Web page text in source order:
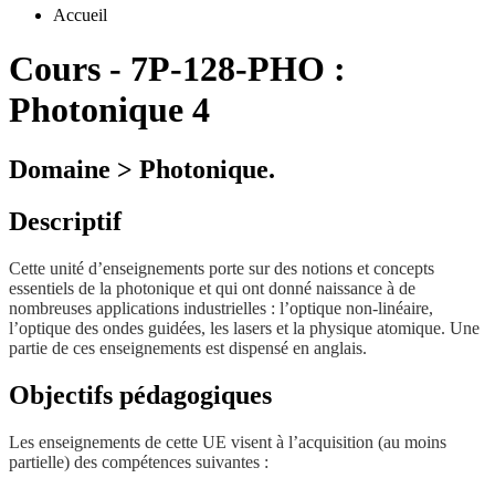
Accueil
Cours - 7P-128-PHO :
Photonique 4
Domaine > Photonique.
Descriptif
Cette unité d’enseignements porte sur des notions et concepts
essentiels de la photonique et qui ont donné naissance à de
nombreuses applications industrielles : l’optique non-linéaire,
l’optique des ondes guidées, les lasers et la physique atomique. Une
partie de ces enseignements est dispensé en anglais.
Objectifs pédagogiques
Les enseignements de cette UE visent à l’acquisition (au moins
partielle) des compétences suivantes :